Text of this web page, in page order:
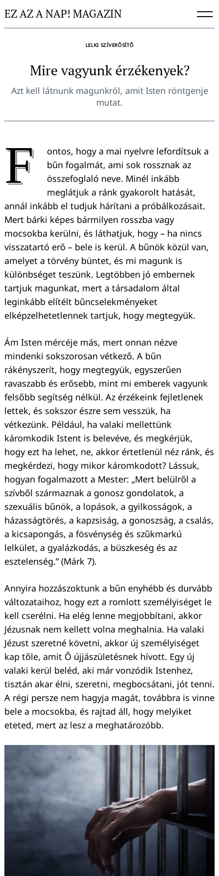
toEZ AZ A NAP! MAGAZIN
LELKI SZÍVERŐSÍTŐ
Mire vagyunk érzékenyek?
Azt kell látnunk magunkról, amit Isten röntgenje
mutat.
F
ontos, hogy a mai nyelvre lefordítsuk a
bűn fogalmát, ami sok rossznak az
összefoglaló neve. Minél inkább
meglátjuk a ránk gyakorolt hatását,
annál inkább el tudjuk hárítani a próbálkozásait.
Mert bárki képes bármilyen rossz­ba vagy
mocsokba kerülni, és láthatjuk, hogy – ha nincs
visszatartó erő – bele is kerül. A bűnök közül van,
amelyet a törvény büntet, és mi magunk is
különbséget teszünk. Legtöbben jó embernek
tartjuk magunkat, mert a társadalom által
leginkább elítélt bűncselekményeket
elképzelhetetlennek tartjuk, hogy megtegyük.
Ám Isten mércéje más, mert onnan nézve
mindenki sokszorosan vétkező. A bűn
rákényszerít, hogy megtegyük, egyszerűen
ravaszabb és erősebb, mint mi emberek vagyunk
felsőbb segítség nélkül. Az érzékeink fejletlenek
lettek, és sokszor észre sem vesszük, ha
vétkezünk. Például, ha valaki mellettünk
káromkodik Istent is belevéve, és megkérjük,
hogy ezt ha lehet, ne, akkor értetlenül néz ránk, és
megkérdezi, hogy mikor káromkodott? Lássuk,
hogyan fogalmazott a Mester: „Mert belülről a
szívből származnak a gonosz gondolatok, a
szexuális bűnök, a lopások, a gyilkosságok, a
házasságtörés, a kapzsiság, a gonoszság, a csalás,
a kicsapongás, a fösvénység és szűkmarkú
lelkület, a gyalázkodás, a büszkeség és az
esztelenség.” (Márk 7).
Annyira hozzászoktunk a bűn enyhébb és durvább
változataihoz, hogy ezt a romlott személyiséget le
kell cserélni. Ha elég lenne megjobbítani, akkor
Jézusnak nem kellett volna meghalnia. Ha valaki
Jézust szeretné követni, akkor új személyiséget
kap tőle, amit Ő újjászületésnek hívott. Egy új
valaki kerül beléd, aki már vonzódik Istenhez,
tisztán akar élni, szeretni, megbocsátani, jót tenni.
A régi persze nem hagyja magát, továbbra is vinne
bele a mocsokba, és rajtad áll, hogy melyiket
eteted, mert az lesz a meghatározóbb.